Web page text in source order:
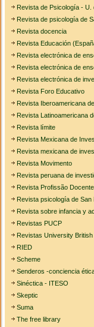
Revista de Psicología - U.
Revista de psicología de
Revista docencia
Revista Educación
Revista electrónica de
Revista electrónica de
Revista electrónica de
Revista Foro Educativo
Revista Iberoamericana
Revista Latinoamericana
Revista límite
Revista Mexicana de
Revista mexicana de
Revista Movimento
Revista peruana de
Revista Profissão Docente
Revista psicología de San
Revista sobre infancia y
Revistas PUCP
Revistas University British
RIED
Scheme
Senderos -conciencia
Sinéctica - ITESO
Skeptic
Suma
The free library